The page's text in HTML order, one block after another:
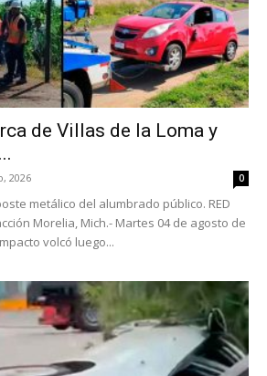
de Villas de la Loma y
2026 0
metálico del alumbrado público. RED
Morelia, Mich.- Martes 04 de agosto de
volcó luego...